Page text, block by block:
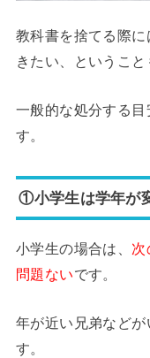
教科書を捨てる際
きたい、ということ
一般的な処分する
す。
①小学生は学年が
小学生の場合は、 次
問題ないです。
年が近い兄弟など
す。